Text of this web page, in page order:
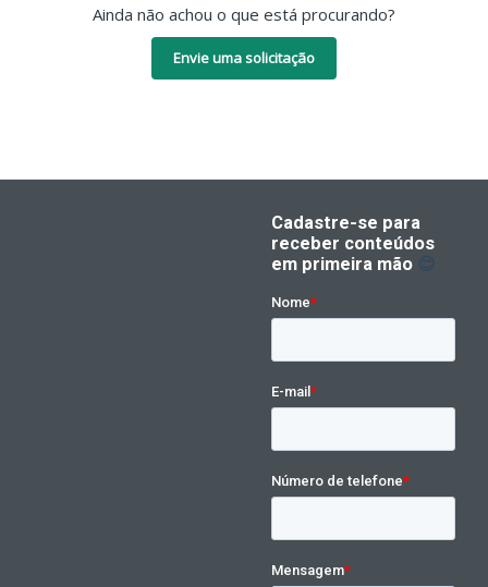
Ainda não achou o que está procurando?
Envie uma solicitação